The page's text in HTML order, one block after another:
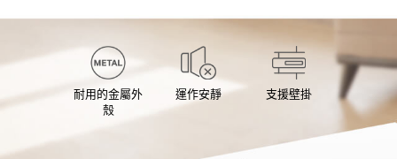
耐用的金屬外
殼
運作安靜 支援壁掛